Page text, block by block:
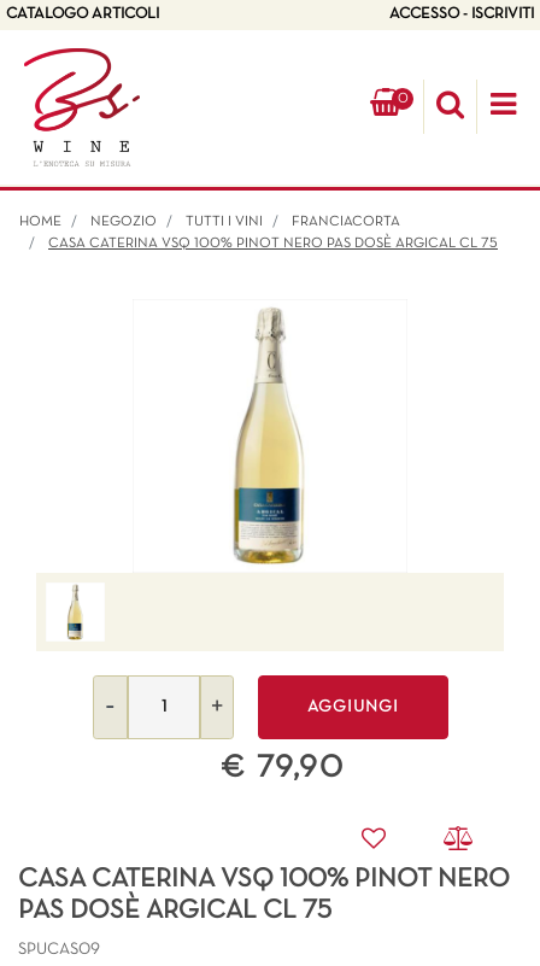
CATALOGO ARTICOLI ACCESSO - ISCRIVITI
0
HOME NEGOZIO TUTTI I VINI
FRANCIACORTA
CASA CATERINA VSQ 100% PINOT NERO PAS DOSÈ ARGICAL CL 75
AGGIUNGI
€ 79,90
CASA CATERINA VSQ 100% PINOT NERO
PAS DOSÈ ARGICAL CL 75
SPUCAS09